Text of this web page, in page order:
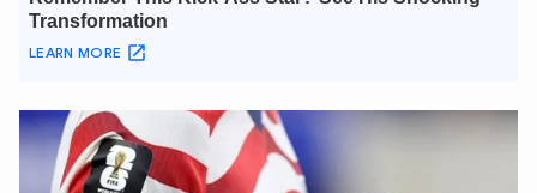
XIN CHÀO,
TÔI LÀ CHATBOT CỦA
Hãy hỏi tôi bất kỳ điều gì bạn cần biết về
An Ninh Thủ Đô nhé. Tôi sẵn sàng hỗ trợ!